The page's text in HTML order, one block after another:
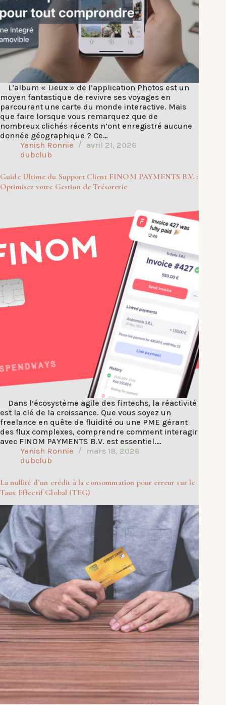
L’album « Lieux » de l’application Photos est un
moyen fantastique de revivre ses voyages en
parcourant une carte du monde interactive. Mais
que faire lorsque vous remarquez que de
nombreux clichés récents n’ont enregistré aucune
donnée géographique ? Ce…
Yanish Ronnie
avril 21, 2026
dubclub
Guide Ultime du Support Client FINOM PAYMENTS B.V. :
Optimisez votre Gestion de Trésorerie
Dans l’écosystème agile des fintechs, la réactivité
est la clé de la croissance. Que vous soyez un
freelance en quête de fluidité ou une PME gérant
des flux complexes, comprendre comment interagir
avec FINOM PAYMENTS B.V. est essentiel.…
Yanish Ronnie
mars 18, 2026
dubclub
La nullité d’un crédit à la consommation pour erreur sur le
Taux Effectif Global (TEG)